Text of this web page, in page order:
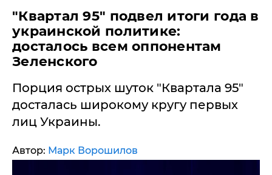
"Квартал 95" подвел итоги года в
украинской политике:
досталось всем оппонентам
Зеленского
Порция острых шуток "Квартала 95"
досталась широкому кругу первых
лиц Украины.
Автор: Марк Ворошилов